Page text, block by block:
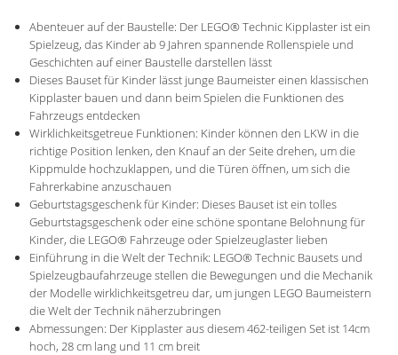
Abenteuer auf der Baustelle: Der LEGO® Technic Kipplaster ist ein
Spielzeug, das Kinder ab 9 Jahren spannende Rollenspiele und
Geschichten auf einer Baustelle darstellen lässt
Dieses Bauset für Kinder lässt junge Baumeister einen klassischen
Kipplaster bauen und dann beim Spielen die Funktionen des
Fahrzeugs entdecken
Wirklichkeitsgetreue Funktionen: Kinder können den LKW in die
richtige Position lenken, den Knauf an der Seite drehen, um die
Kippmulde hochzuklappen, und die Türen öffnen, um sich die
Fahrerkabine anzuschauen
Geburtstagsgeschenk für Kinder: Dieses Bauset ist ein tolles
Geburtstagsgeschenk oder eine schöne spontane Belohnung für
Kinder, die LEGO® Fahrzeuge oder Spielzeuglaster lieben
Einführung in die Welt der Technik: LEGO® Technic Bausets und
Spielzeugbaufahrzeuge stellen die Bewegungen und die Mechanik
der Modelle wirklichkeitsgetreu dar, um jungen LEGO Baumeistern
die Welt der Technik näherzubringen
Abmessungen: Der Kipplaster aus diesem 462-teiligen Set ist 14cm
hoch, 28 cm lang und 11 cm breit